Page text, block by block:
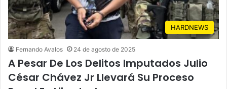
HARDNEWS
Fernando Avalos 24 de agosto de 2025
A Pesar De Los Delitos Imputados Julio
César Chávez Jr Llevará Su Proceso